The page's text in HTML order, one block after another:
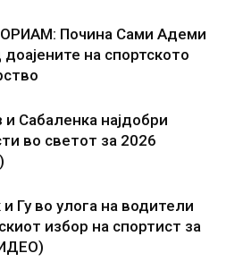
Почина Сами Адеми
на спортското
и Сабаленка најдобри
во светот за 2026
и Гу во улога на водители
избор на спортист за